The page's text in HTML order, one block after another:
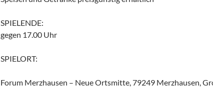
SPIELENDE:
gegen 17.00 Uhr
SPIELORT:
Forum Merzhausen – Neue Ortsmitte, 79249 Merzhausen,